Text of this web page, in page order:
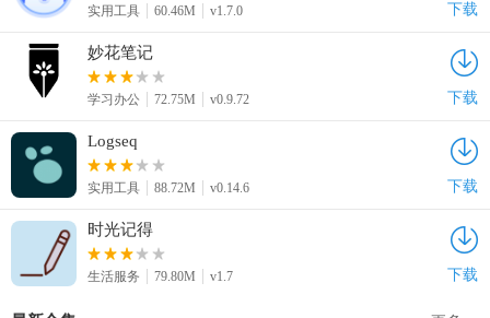
实用工具 60.46M v1.7.0 下载
妙花笔记
学习办公 72.75M v0.9.72 下载
Logseq
实用工具 88.72M v0.14.6 下载
时光记得
生活服务 79.80M v1.7 下载